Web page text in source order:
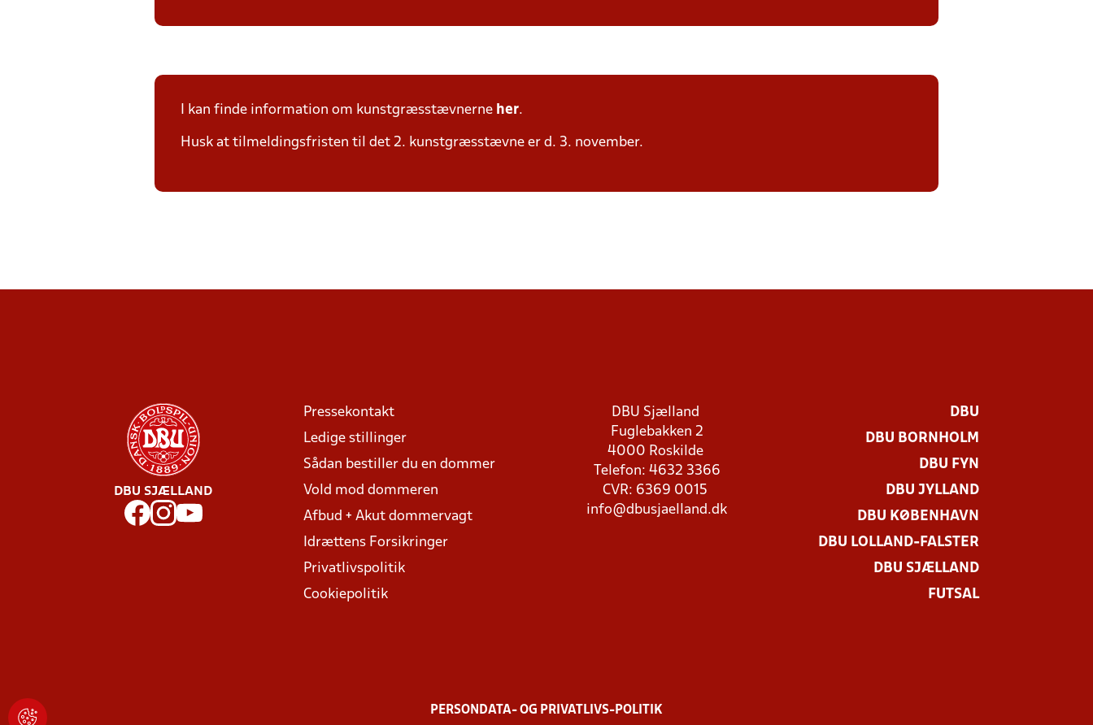
I kan finde information om kunstgræsstævnerne her.
Husk at tilmeldingsfristen til det 2. kunstgræsstævne er d. 3. november.
DBU SJÆLLAND
Pressekontakt
Ledige stillinger
Sådan bestiller du en dommer
Vold mod dommeren
Afbud + Akut dommervagt
Idrættens Forsikringer
Privatlivspolitik
Cookiepolitik
DBU Sjælland
Fuglebakken 2
4000 Roskilde
Telefon: 4632 3366
CVR: 6369 0015
info@dbusjaelland.dk
DBU
DBU BORNHOLM
DBU FYN
DBU JYLLAND
DBU KØBENHAVN
DBU LOLLAND-FALSTER
DBU SJÆLLAND
FUTSAL
PERSONDATA- OG PRIVATLIVS-POLITIK